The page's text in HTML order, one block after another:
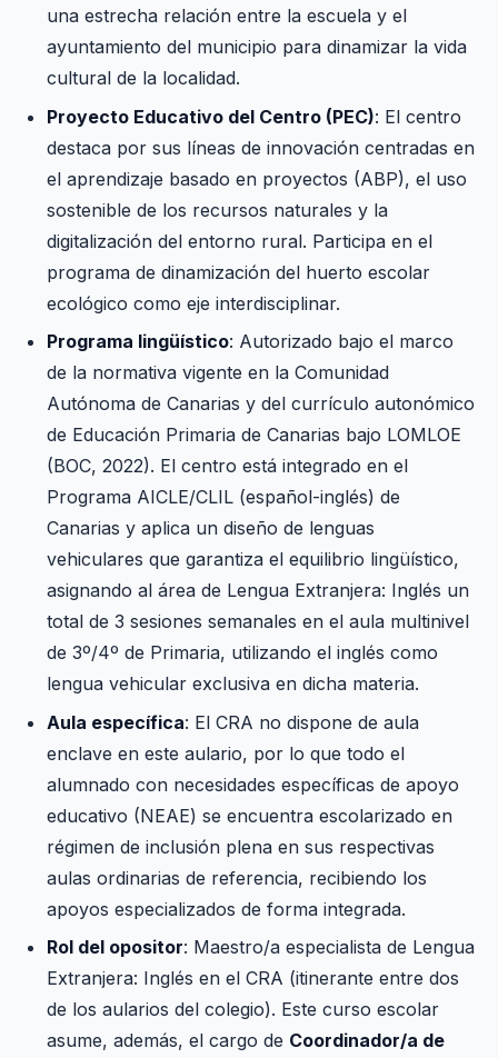
una estrecha relación entre la escuela y el
ayuntamiento del municipio para dinamizar la vida
cultural de la localidad.
Proyecto Educativo del Centro (PEC): El centro
destaca por sus líneas de innovación centradas en
el aprendizaje basado en proyectos (ABP), el uso
sostenible de los recursos naturales y la
digitalización del entorno rural. Participa en el
programa de dinamización del huerto escolar
ecológico como eje interdisciplinar.
Programa lingüístico: Autorizado bajo el marco
de la normativa vigente en la Comunidad
Autónoma de Canarias y del currículo autonómico
de Educación Primaria de Canarias bajo LOMLOE
(BOC, 2022). El centro está integrado en el
Programa AICLE/CLIL (español-inglés) de
Canarias y aplica un diseño de lenguas
vehiculares que garantiza el equilibrio lingüístico,
asignando al área de Lengua Extranjera: Inglés un
total de 3 sesiones semanales en el aula multinivel
de 3º/4º de Primaria, utilizando el inglés como
lengua vehicular exclusiva en dicha materia.
Aula específica: El CRA no dispone de aula
enclave en este aulario, por lo que todo el
alumnado con necesidades específicas de apoyo
educativo (NEAE) se encuentra escolarizado en
régimen de inclusión plena en sus respectivas
aulas ordinarias de referencia, recibiendo los
apoyos especializados de forma integrada.
Rol del opositor: Maestro/a especialista de Lengua
Extranjera: Inglés en el CRA (itinerante entre dos
de los aularios del colegio). Este curso escolar
asume, además, el cargo de Coordinador/a de